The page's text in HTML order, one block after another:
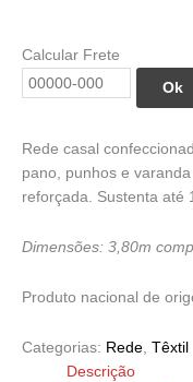
Rede casal
pano, punhos e
reforçada. Sustenta até
Dimensões: 3,80m
Produto nacional de
Categorias: Rede, Têxtil
Calcular Frete
Ok
Descrição